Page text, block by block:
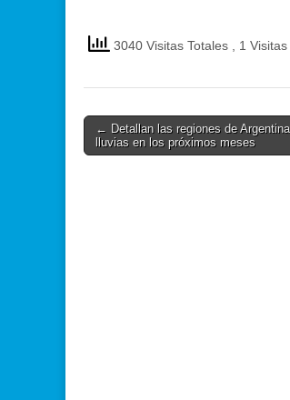
3040 Visitas Totales , 1
Post
navigation
← Detallan las regiones de
lluvias en los próximos meses